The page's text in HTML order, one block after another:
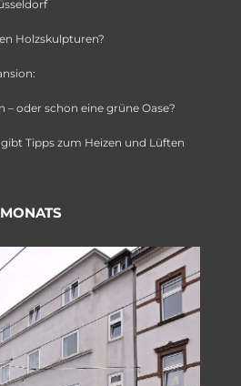
Holzskulpturen?
– oder schon eine grüne Oase?
Tipps zum Heizen und Lüften